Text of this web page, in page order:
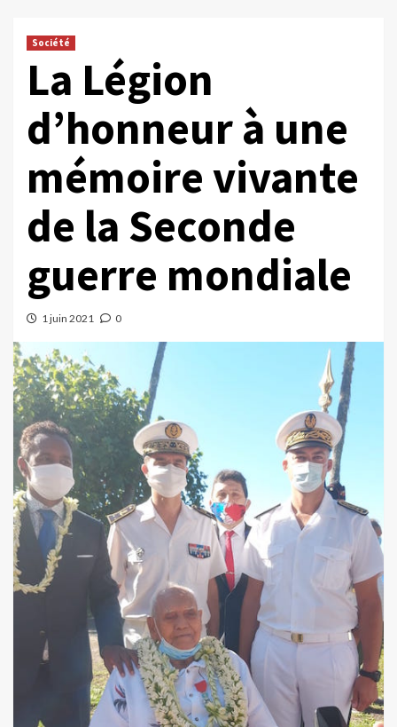
Société
La Légion
d’honneur à une
mémoire vivante
de la Seconde
guerre mondiale
1 juin 2021 0